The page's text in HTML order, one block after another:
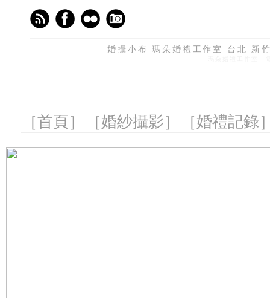
婚攝小布 瑪朵婚禮工作室 台北
［首頁］ ［婚紗攝影］ ［婚禮記錄